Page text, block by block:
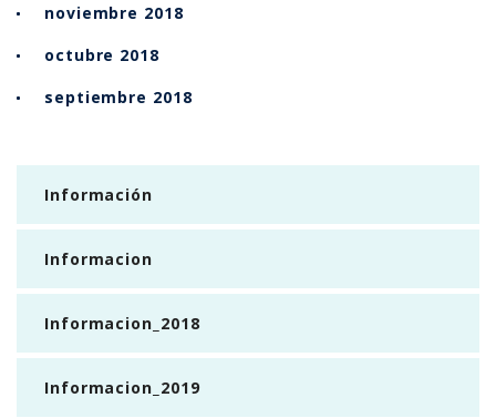
noviembre 2018
octubre 2018
septiembre 2018
Información
Informacion
Informacion_2018
Informacion_2019